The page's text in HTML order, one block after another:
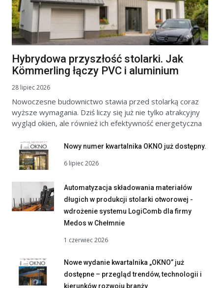
Hybrydowa przyszłość stolarki. Jak
Kömmerling łączy PVC i aluminium
28 lipiec 2026
Nowoczesne budownictwo stawia przed stolarką coraz
wyższe wymagania. Dziś liczy się już nie tylko atrakcyjny
wygląd okien, ale również ich efektywność energetyczna
Nowy numer kwartalnika OKNO już dostępny.
6 lipiec 2026
Automatyzacja składowania materiałów
długich w produkcji stolarki otworowej -
wdrożenie systemu LogiComb dla firmy
Medos w Chełmnie
1 czerwiec 2026
Nowe wydanie kwartalnika „OKNO” już
dostępne – przegląd trendów, technologii i
kierunków rozwoju branży